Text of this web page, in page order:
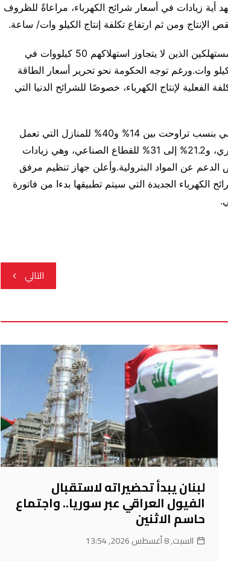
أية زيادات في أسعار شرائح الكهرباء، مراعاةً للظروف
الإنتاج ومن ثم ارتفاع تكلفة إنتاج الكيلو وات/ ساعة.
ويقسم الاستهلاك الشهري إلى 7 فئات، تبدأ من شريحة المستهلكين الذين لا يتجاوز استهلاكهم 50 كيلووات في
وتنتهي بالشريحة التي يزيد استهلاكها على 1000 كيلو وات.ورغم توجه الحكومة نحو تحرير أسعار الطاقة
الفعلية لإنتاج الكهرباء، خصوصًا للشرائح الدنيا التي
وكانت مصر قد رفعت أسعار الكهرباء في أغسطس الماضي بنسب تراوحت بين 14% و40% للمنازل التي تعمل
بالعدادات مسبقة الدفع، وبين 23.5% و46% للقطاع التجاري، و21.2% إلى 31% للقطاع الصناعي، وهي زيادات
عن المواد البترولية.وأعلن جهاز تنظيم مرفق
الكهرباء الجديدة التي سيتم تطبيقها بدءا من فاتورة
التالي
لبنان يبدأ تحضيراته لاستقبال
الفيول العراقي عبر سوريا.. واجتماع
حاسم الاثنين
السبت, 8 أغسطس 2026, 13:54